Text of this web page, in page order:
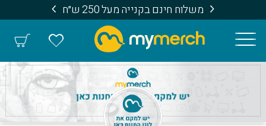
משלוח חינם בקנייה מעל 250 ש״ח